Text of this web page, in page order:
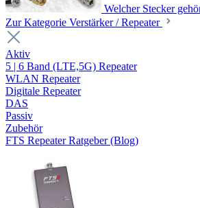
Welcher Stecker
Zur Kategorie Verstärker / Repeater
Aktiv
5 | 6 Band (LTE,5G) Repeater
WLAN Repeater
Digitale Repeater
DAS
Passiv
Zubehör
FTS Repeater Ratgeber (Blog)